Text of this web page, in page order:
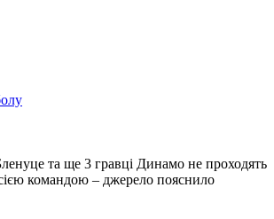
та ще 3 гравці Динамо не проходять
командою – джерело пояснило